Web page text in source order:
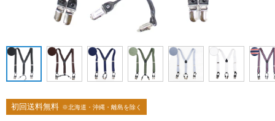
初回送料無料 ※北海道・沖縄・離島を除く